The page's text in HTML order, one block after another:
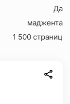
Да
маджента
1 500 страниц